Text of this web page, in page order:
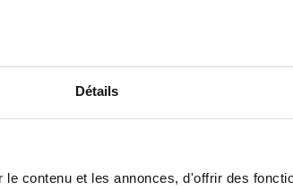
Détails
contenu et les annonces, d'offrir des